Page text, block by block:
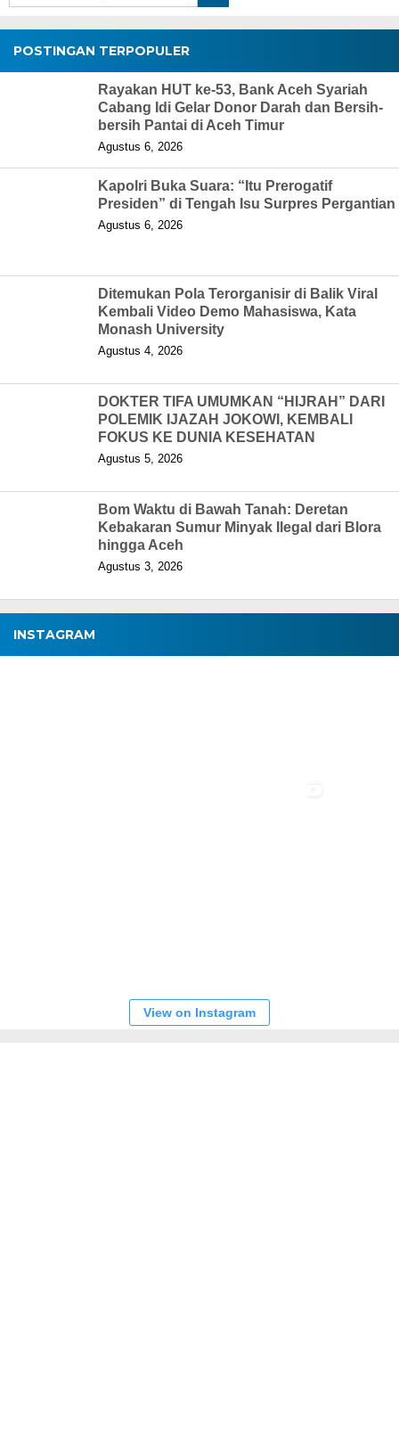
POSTINGAN TERPOPULER
Rayakan HUT ke-53, Bank Aceh Syariah
Cabang Idi Gelar Donor Darah dan Bersih-
bersih Pantai di Aceh Timur
Agustus 6, 2026
Kapolri Buka Suara: “Itu Prerogatif
Presiden” di Tengah Isu Surpres Pergantian
Agustus 6, 2026
Ditemukan Pola Terorganisir di Balik Viral
Kembali Video Demo Mahasiswa, Kata
Monash University
Agustus 4, 2026
DOKTER TIFA UMUMKAN “HIJRAH” DARI
POLEMIK IJAZAH JOKOWI, KEMBALI
FOKUS KE DUNIA KESEHATAN
Agustus 5, 2026
Bom Waktu di Bawah Tanah: Deretan
Kebakaran Sumur Minyak Ilegal dari Blora
hingga Aceh
Agustus 3, 2026
INSTAGRAM
View on Instagram